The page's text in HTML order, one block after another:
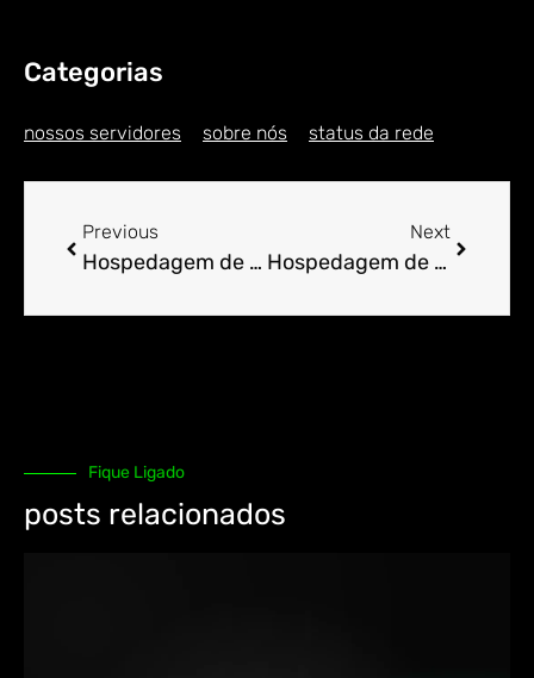
Categorias
nossos servidores sobre nós status da rede
Previous
Hospedagem de Sites para Engenheiro em Afonso Cláudio
Next
Hospedagem de Sites para Engenheiro em Afonso de Paula
Fique Ligado
posts relacionados